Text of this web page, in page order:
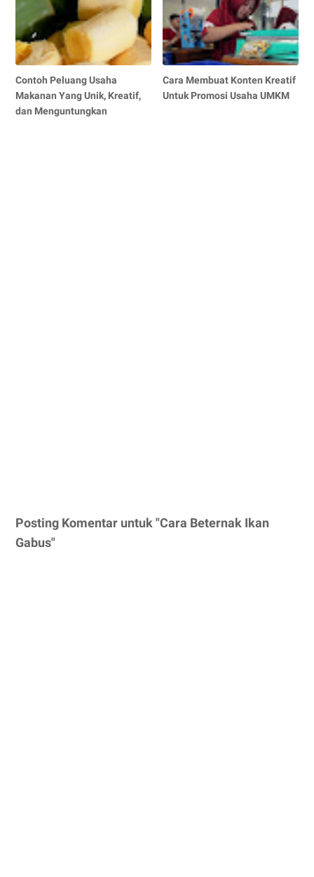
Contoh Peluang Usaha
Makanan Yang Unik, Kreatif,
dan Menguntungkan
Cara Membuat Konten Kreatif
Untuk Promosi Usaha UMKM
Posting Komentar untuk "Cara Beternak Ikan
Gabus"